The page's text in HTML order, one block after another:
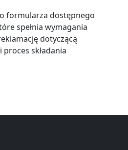
formularza dostępnego
spełnia wymagania
dotyczącą
składania